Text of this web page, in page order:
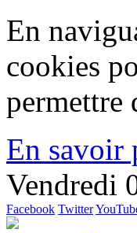
En
cookies
permettre
En savoir
Vendredi
Facebook Twitter